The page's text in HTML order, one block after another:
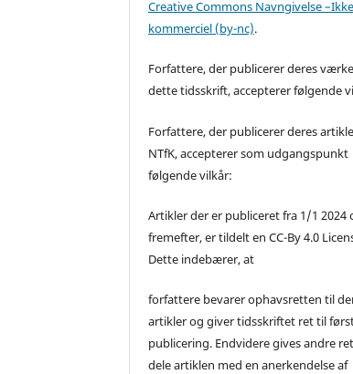
Creative Commons Navngivelse
kommerciel (by-nc).
Forfattere, der publicerer deres
dette tidsskrift, accepterer følgende
Forfattere, der publicerer deres
NTfK, accepterer som udgangspunkt
følgende vilkår:
Artikler der er publiceret fra 1/1 2024
fremefter, er tildelt en CC-By 4.0
Dette indebærer, at
forfattere bevarer ophavsretten til
artikler og giver tidsskriftet ret til
publicering. Endvidere gives andre
dele artiklen med en anerkendelse af